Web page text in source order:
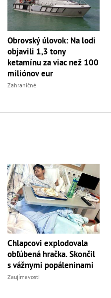
Obrovský úlovok: Na lodi
objavili 1,3 tony
ketamínu za viac než 100
miliónov eur
Zahraničné
Chlapcovi explodovala
obľúbená hračka. Skončil
s vážnymi popáleninami
Zaujímavosti